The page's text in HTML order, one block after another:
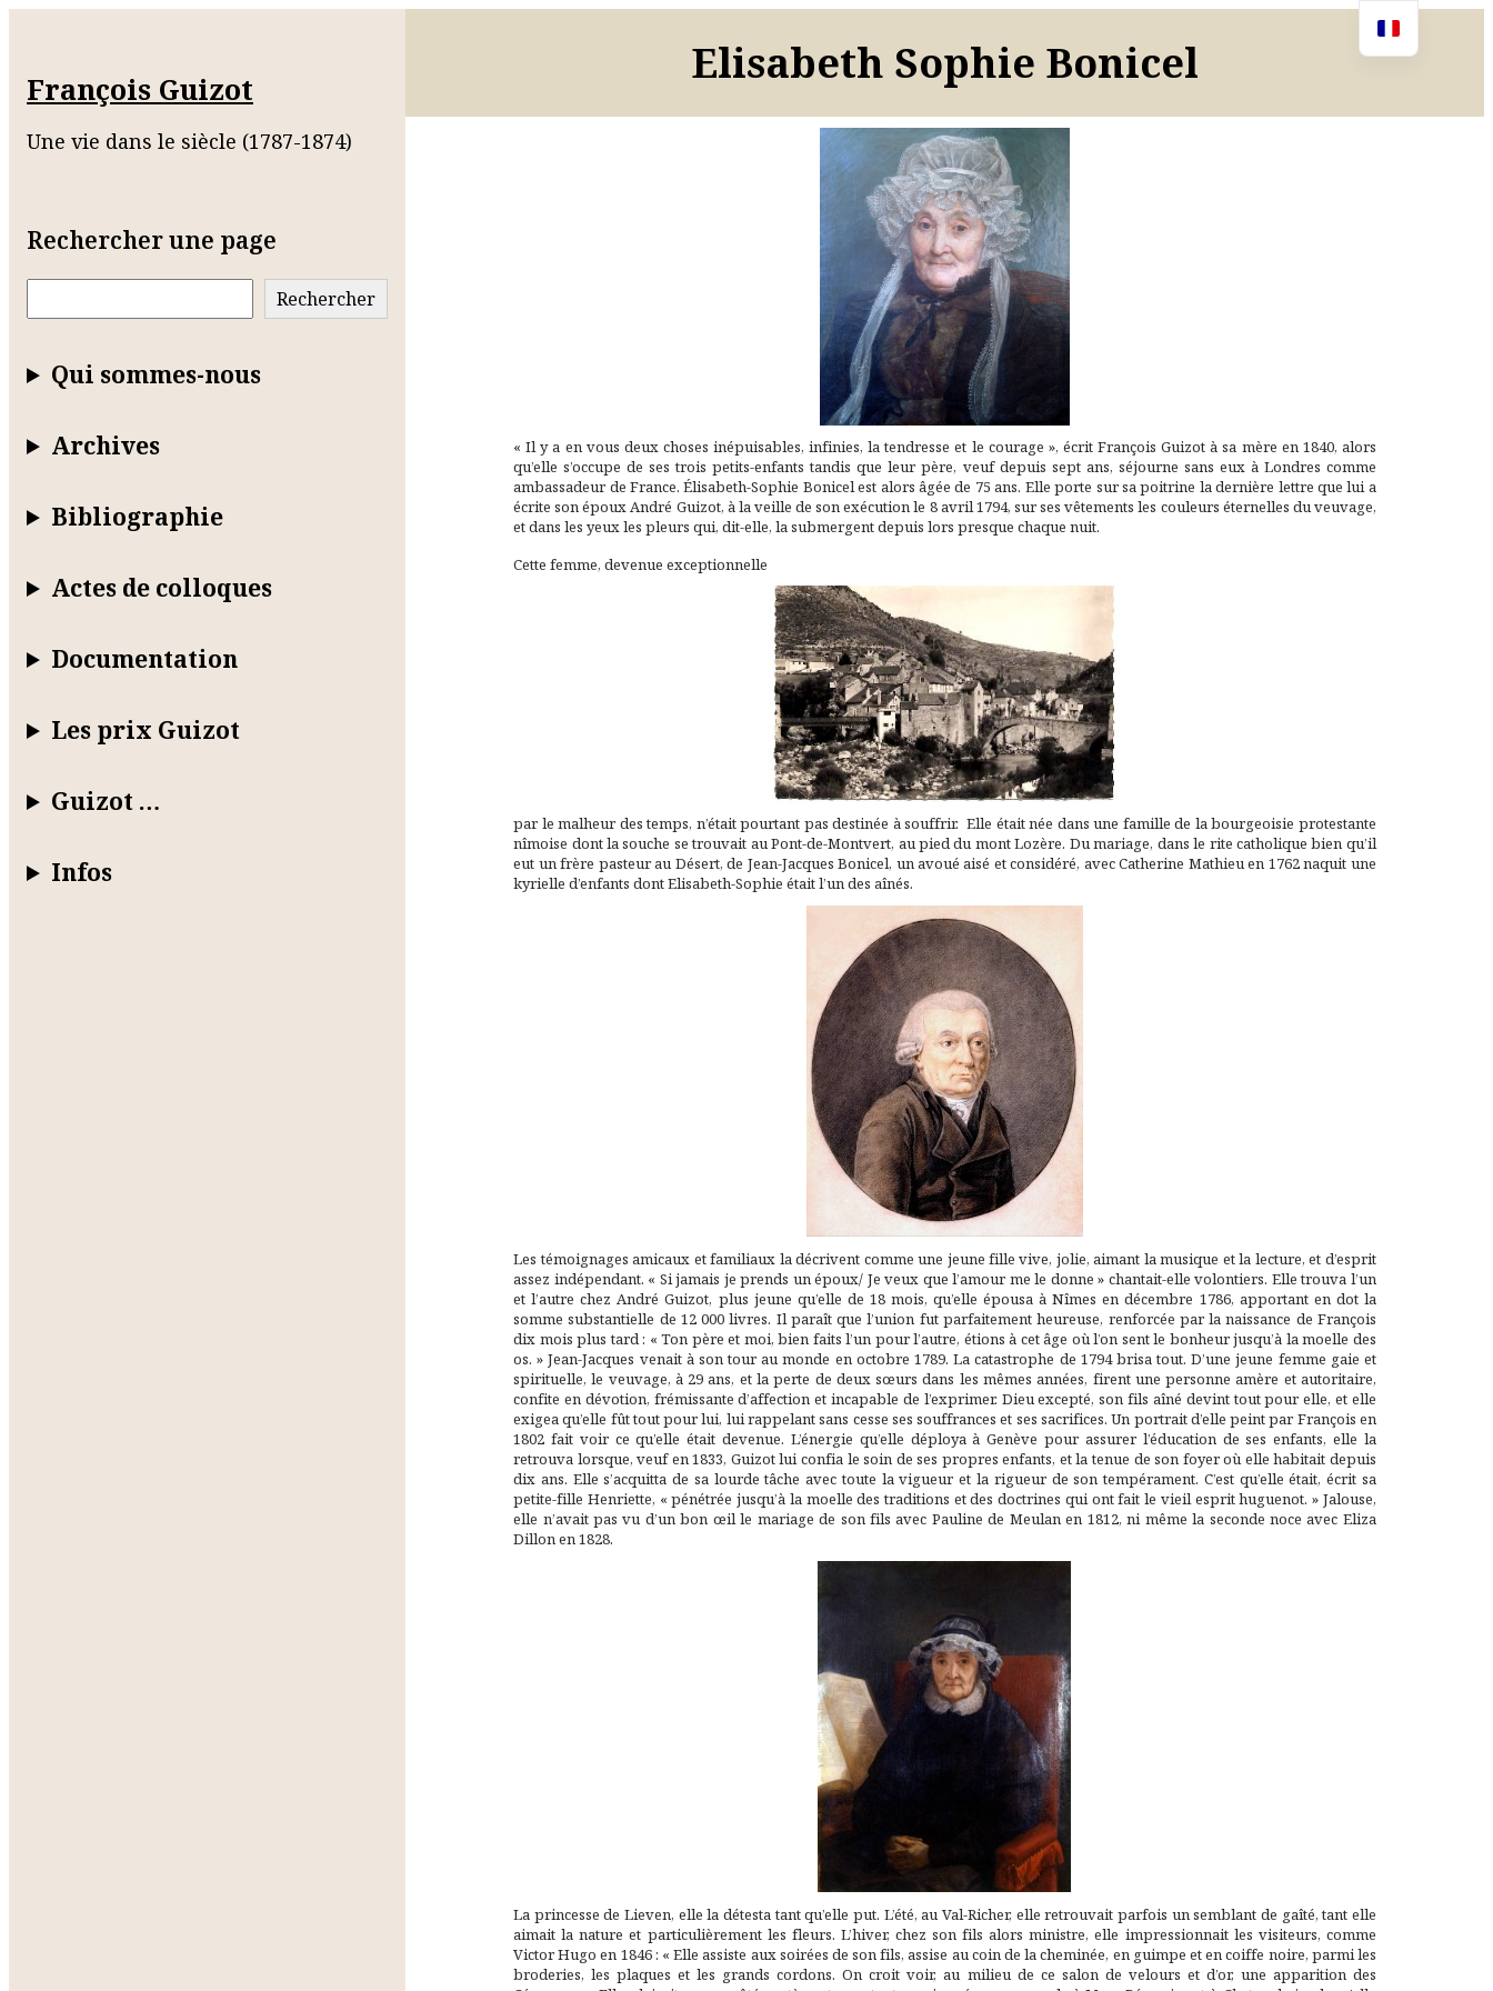
François Guizot
Une vie dans le siècle (1787-1874)
Rechercher une page
Rechercher
Qui sommes-nous
Archives
Bibliographie
Actes de colloques
Documentation
Les prix Guizot
Guizot …
Infos
Elisabeth Sophie Bonicel
« Il y a en vous deux choses inépuisables, infinies, la tendresse et le courage », écrit François Guizot à sa mère en 1840, alors
qu’elle s’occupe de ses trois petits-enfants tandis que leur père, veuf depuis sept ans, séjourne sans eux à Londres comme
ambassadeur de France. Élisabeth-Sophie Bonicel est alors âgée de 75 ans. Elle porte sur sa poitrine la dernière lettre que lui a
écrite son époux André Guizot, à la veille de son exécution le 8 avril 1794, sur ses vêtements les couleurs éternelles du veuvage,
et dans les yeux les pleurs qui, dit-elle, la submergent depuis lors presque chaque nuit.
Cette femme, devenue exceptionnelle
par le malheur des temps, n’était pourtant pas destinée à souffrir. Elle était née dans une famille de la bourgeoisie protestante
nîmoise dont la souche se trouvait au Pont-de-Montvert, au pied du mont Lozère. Du mariage, dans le rite catholique bien qu’il
eut un frère pasteur au Désert, de Jean-Jacques Bonicel, un avoué aisé et considéré, avec Catherine Mathieu en 1762 naquit une
kyrielle d’enfants dont Elisabeth-Sophie était l’un des aînés.
Les témoignages amicaux et familiaux la décrivent comme une jeune fille vive, jolie, aimant la musique et la lecture, et d’esprit
assez indépendant. « Si jamais je prends un époux/ Je veux que l’amour me le donne » chantait-elle volontiers. Elle trouva l’un
et l’autre chez André Guizot, plus jeune qu’elle de 18 mois, qu’elle épousa à Nîmes en décembre 1786, apportant en dot la
somme substantielle de 12 000 livres. Il paraît que l’union fut parfaitement heureuse, renforcée par la naissance de François
dix mois plus tard : « Ton père et moi, bien faits l’un pour l’autre, étions à cet âge où l’on sent le bonheur jusqu’à la moelle des
os. » Jean-Jacques venait à son tour au monde en octobre 1789. La catastrophe de 1794 brisa tout. D’une jeune femme gaie et
spirituelle, le veuvage, à 29 ans, et la perte de deux sœurs dans les mêmes années, firent une personne amère et autoritaire,
confite en dévotion, frémissante d’affection et incapable de l’exprimer. Dieu excepté, son fils aîné devint tout pour elle, et elle
exigea qu’elle fût tout pour lui, lui rappelant sans cesse ses souffrances et ses sacrifices. Un portrait d’elle peint par François en
1802 fait voir ce qu’elle était devenue. L’énergie qu’elle déploya à Genève pour assurer l’éducation de ses enfants, elle la
retrouva lorsque, veuf en 1833, Guizot lui confia le soin de ses propres enfants, et la tenue de son foyer où elle habitait depuis
dix ans. Elle s’acquitta de sa lourde tâche avec toute la vigueur et la rigueur de son tempérament. C’est qu’elle était, écrit sa
petite-fille Henriette, « pénétrée jusqu’à la moelle des traditions et des doctrines qui ont fait le vieil esprit huguenot. » Jalouse,
elle n’avait pas vu d’un bon œil le mariage de son fils avec Pauline de Meulan en 1812, ni même la seconde noce avec Eliza
Dillon en 1828.
La princesse de Lieven, elle la détesta tant qu’elle put. L’été, au Val-Richer, elle retrouvait parfois un semblant de gaîté, tant elle
aimait la nature et particulièrement les fleurs. L’hiver, chez son fils alors ministre, elle impressionnait les visiteurs, comme
Victor Hugo en 1846 : « Elle assiste aux soirées de son fils, assise au coin de la cheminée, en guimpe et en coiffe noire, parmi les
broderies, les plaques et les grands cordons. On croit voir, au milieu de ce salon de velours et d’or, une apparition des